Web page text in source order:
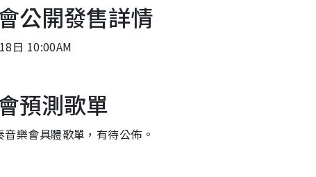
公開發售詳情
日 10:00AM
預測歌單
樂會具體歌單，有待公佈。